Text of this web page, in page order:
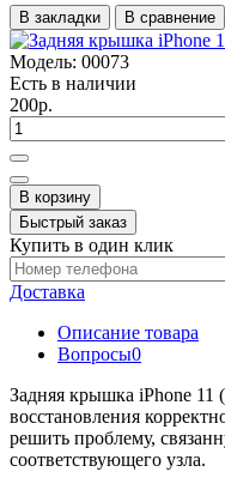
В закладки В сравнение
Модель: 00073
Есть в наличии
200р.
В корзину
Быстрый заказ
Купить в один клик
Доставка
Описание товара
Вопросы0
Задняя крышка iPhone 11
восстановления
решить проблему,
соответствующего узла.